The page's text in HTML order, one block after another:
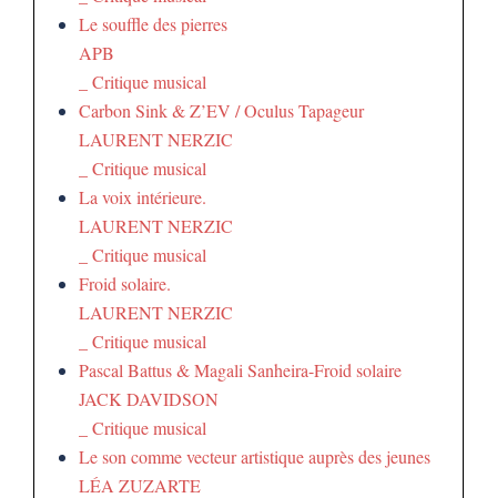
Le souffle des pierres
APB
_ Critique musical
Carbon Sink & Z’EV / Oculus Tapageur
LAURENT NERZIC
_ Critique musical
La voix intérieure.
LAURENT NERZIC
_ Critique musical
Froid solaire.
LAURENT NERZIC
_ Critique musical
Pascal Battus & Magali Sanheira-Froid solaire
JACK DAVIDSON
_ Critique musical
Le son comme vecteur artistique auprès des jeunes
LÉA ZUZARTE